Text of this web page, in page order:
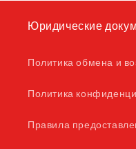
Юридические
Политика обмена и
Политика
Правила